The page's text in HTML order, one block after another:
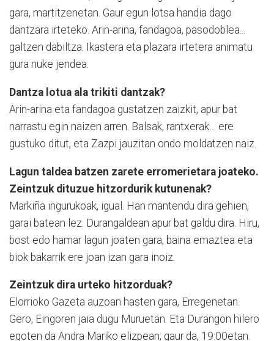
gara, martitzenetan. Gaur egun lotsa handia dago
dantzara irteteko. Arin-arina, fandagoa, pasodoblea...
galtzen dabiltza. Ikastera eta plazara irtetera animatu
gura nuke jendea.
Dantza lotua ala trikiti dantzak?
Arin-arina eta fandagoa gustatzen zaizkit, apur bat
narrastu egin naizen arren. Balsak, rantxerak… ere
gustuko ditut, eta Zazpi jauzitan ondo moldatzen naiz.
Lagun taldea batzen zarete erromerietara joateko.
Zeintzuk dituzue hitzordurik kutunenak?
Markiña ingurukoak, igual. Han mantendu dira gehien,
garai batean lez. Durangaldean apur bat galdu dira. Hiru,
bost edo hamar lagun joaten gara, baina emaztea eta
biok bakarrik ere joan izan gara inoiz.
Zeintzuk dira urteko hitzorduak?
Elorrioko Gazeta auzoan hasten gara, Erregenetan.
Gero, Eingoren jaia dugu Muruetan. Eta Durangon hilero
egoten da Andra Mariko elizpean; gaur da, 19:00etan.